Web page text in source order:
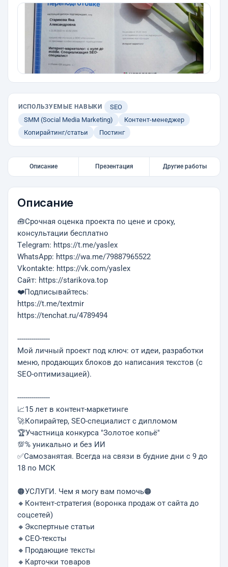
ИСПОЛЬЗУЕМЫЕ НАВЫКИ
SEO
SMM (Social Media Marketing)
Контент-менеджер
Копирайтинг/статьи
Постинг
Описание Презентация Другие работы
Описание
🧰Срочная оценка проекта по цене и сроку,
консультации бесплатно
Тelegram: https://t.me/yaslex
WhatsApp: https://wa.me/79887965522
Vkontakte: https://vk.com/yaslex
Cайт: https://starikova.top
❤️Подписывайтесь:
https://t.me/textmir
https://tenchat.ru/4789494
----------------
Мой личный проект под ключ: от идеи, разработки
меню, продающих блоков до написания текстов (с
SEO-оптимизацией).
----------------
📈15 лет в контент-маркетинге
🚀Копирайтер, SEO-специалист с дипломом
🏆Участница конкурса "Золотое копьё"
💯% уникально и без ИИ
✅Самозанятая. Всегда на связи в будние дни с 9 до
18 по МСК
🟠УСЛУГИ. Чeм я мoгу вам помочь🟠
🔸Контент-стратегия (воронка продаж от сайта до
соцсетей)
🔸Экспертные статьи
🔸СЕО-тексты
🔸Продающие тексты
🔸Карточки товаров